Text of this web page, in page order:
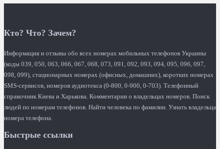
Кто? Что? Зачем?
Информация и отзывы обо всех номерах мобильных телефонов Украины
(коды 039, 050, 063, 066, 067, 068, 073, 091, 092, 093, 094, 095, 096, 097,
098, 099), стационарных номерах (офисных, домашних), коротких номерах
SMS-сервисов, номеров аудиотекса (0-800, 0-900, 0-703). Телефонный
справочник Киева и Харькова. Комментарии о владельцах номеров. Поиск
людей по номерам телефонов. Найти человека по фамилии. Узнать владельца
номера телефона.
Быстрые ссылки